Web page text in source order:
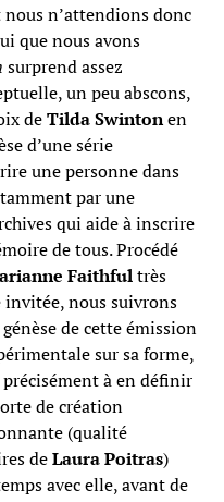
n’attendions donc
que nous avons
surprend assez
un peu abscons,
deTilda Swintonen
d’une série
une personne dans
par une
qui aide à inscrire
de tous. Procédé
Faithfultrès
nous suivrons
de cette émission
sur sa forme,
à en définir
de création
(qualité
deLaura Poitras)
avec elle, avant de